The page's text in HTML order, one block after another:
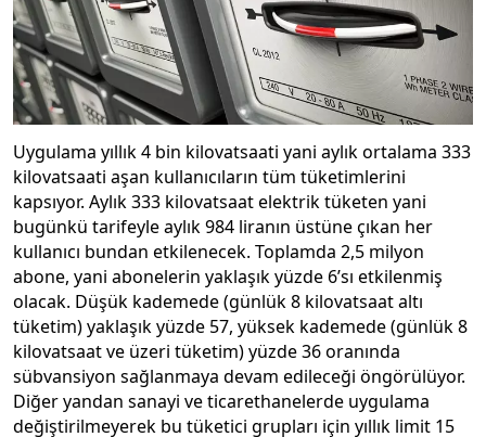
Uygulama yıllık 4 bin kilovatsaati yani aylık ortalama 333
kilovatsaati aşan kullanıcıların tüm tüketimlerini
kapsıyor. Aylık 333 kilovatsaat elektrik tüketen yani
bugünkü tarifeyle aylık 984 liranın üstüne çıkan her
kullanıcı bundan etkilenecek. Toplamda 2,5 milyon
abone, yani abonelerin yaklaşık yüzde 6’sı etkilenmiş
olacak. Düşük kademede (günlük 8 kilovatsaat altı
tüketim) yaklaşık yüzde 57, yüksek kademede (günlük 8
kilovatsaat ve üzeri tüketim) yüzde 36 oranında
sübvansiyon sağlanmaya devam edileceği öngörülüyor.
Diğer yandan sanayi ve ticarethanelerde uygulama
değiştirilmeyerek bu tüketici grupları için yıllık limit 15